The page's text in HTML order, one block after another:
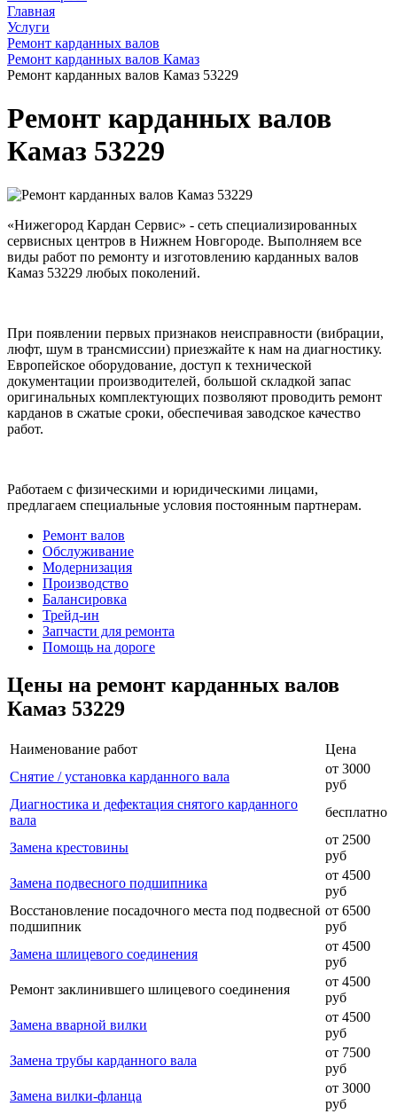
Главная
Услуги
Ремонт карданных валов
Ремонт карданных валов Камаз
Ремонт карданных валов Камаз 53229
Ремонт карданных валов
Камаз 53229
«Нижегород Кардан Сервис» - сеть специализированных
сервисных центров в Нижнем Новгороде. Выполняем все
виды работ по ремонту и изготовлению карданных валов
Камаз 53229 любых поколений.
При появлении первых признаков неисправности (вибрации,
люфт, шум в трансмиссии) приезжайте к нам на диагностику.
Европейское оборудование, доступ к технической
документации производителей, большой складкой запас
оригинальных комплектующих позволяют проводить ремонт
карданов в сжатые сроки, обеспечивая заводское качество
работ.
Работаем с физическими и юридическими лицами,
предлагаем специальные условия постоянным партнерам.
Ремонт валов
Обслуживание
Модернизация
Производство
Балансировка
Трейд-ин
Запчасти для ремонта
Помощь на дороге
Цены на ремонт карданных валов
Камаз 53229
Наименование работ
Цена
Снятие / установка карданного вала
от 3000
руб
Диагностика и дефектация снятого карданного
вала
бесплатно
Замена крестовины
от 2500
руб
Замена подвесного подшипника
от 4500
руб
Восстановление посадочного места под подвесной
подшипник
от 6500
руб
Замена шлицевого соединения
от 4500
руб
Ремонт заклинившего шлицевого соединения
от 4500
руб
Замена вварной вилки
от 4500
руб
Замена трубы карданного вала
от 7500
руб
Замена вилки-фланца
от 3000
руб